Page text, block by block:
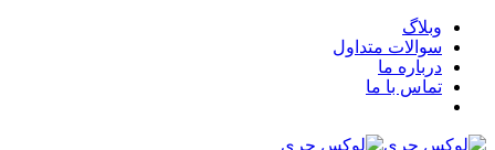
Skip
content
وبلاگ
سوالات متداول
درباره ما
تماس با ما